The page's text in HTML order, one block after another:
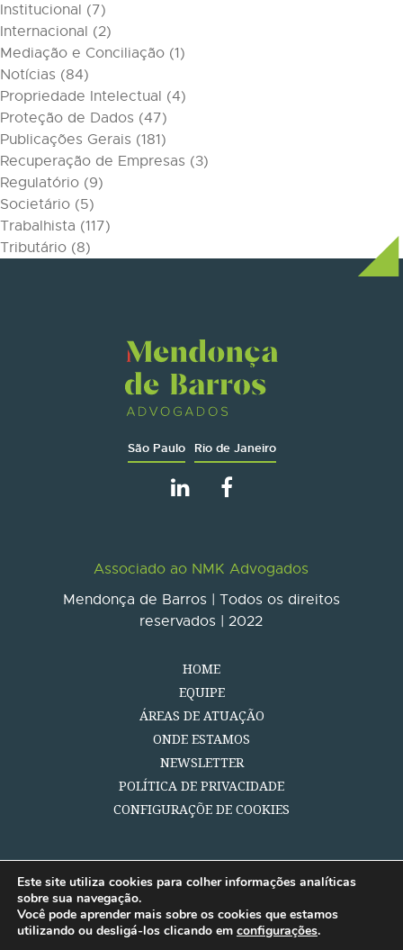
Institucional (7)
Internacional (2)
Mediação e Conciliação (1)
Notícias (84)
Propriedade Intelectual (4)
Proteção de Dados (47)
Publicações Gerais (181)
Recuperação de Empresas (3)
Regulatório (9)
Societário (5)
Trabalhista (117)
Tributário (8)
São Paulo Rio de Janeiro
Associado ao NMK Advogados
Mendonça de Barros | Todos os direitos
reservados | 2022
HOME
EQUIPE
ÁREAS DE ATUAÇÃO
ONDE ESTAMOS
NEWSLETTER
POLÍTICA DE PRIVACIDADE
CONFIGURAÇÕE DE COOKIES
Este site utiliza cookies para colher informações analíticas
sobre sua navegação.
Você pode aprender mais sobre os cookies que estamos
utilizando ou desligá-los clicando em configurações.